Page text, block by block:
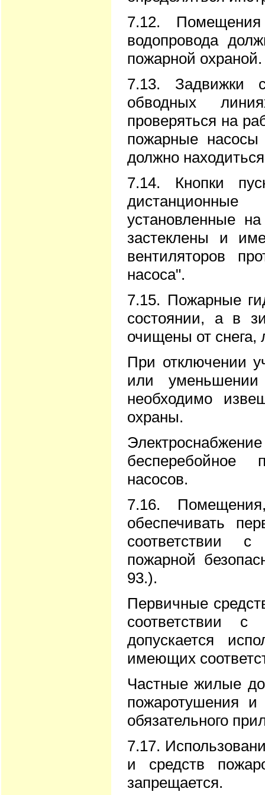
7.12. Помещения
водопровода
пожарной охраной.
7.13. Задвижки
обводных
проверяться на
пожарные насосы
должно
7.14. Кнопки
установленные
застеклены и
вентиляторов
насоса".
7.15. Пожарные
состоянии, а в
очищены от снега,
При отключении
или
необходимо
охраны.
бесперебойное
насосов.
7.16.
обеспечивать
соответствии
пожарной
93.).
Первичные
соответствии
допускается
имеющих
Частные жилые
пожаротушения и
обязательного
7.17.
и средств
запрещается.